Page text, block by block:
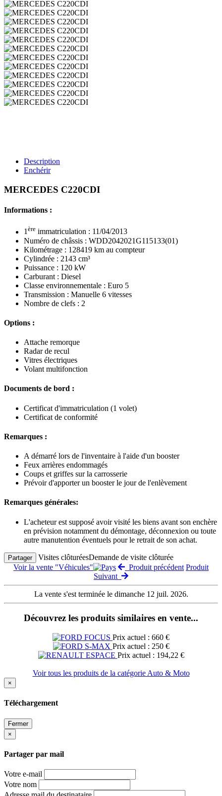
Description
Enchérir
MERCEDES C220CDI
Informations :
1ère immatriculation : 11/04/2013
Numéro de châssis : WDD2042021G115133(01)
Kilométrage : 128419 km au compteur
Cylindrée : 2143 cm³
Puissance : 120 kW
Carburant : Diesel
Classe environnementale : Euro 5
Transmission : Manuelle 6 vitesses
Nombre de clefs : 2
Options :
Attache remorque
Radar de recul
Vitres électriques
Volant multifonction
Documents de bord :
Certificat d'immatriculation (1 volet)
Certificat de conformité
Remarques :
A démarré lors de l'inventaire à l'aide d'un booster
Feux arrières endommagés
Coups et griffes sur la carrosserie
Prévoir d'apporter un booster le jour de l'enlèvement
Remarques générales:
L'acheteur est supposé avoir visité les biens avant son enchère
en prévision notamment du démontage, déconnexion ou toute
autre manutention éventuels pour le retrait de son achat.
Partager Visites clôturéesDemande de visite clôturée
Voir la vente "Véhicules"
Produit précédent Produit
Suivant
La vente s'est terminée le dimanche 12 juil. 2026.
Découvrez les produits similaires en vente...
Prix actuel : 660 €
Prix actuel : 250 €
Prix actuel : 194,22 €
Voir tous les produits de la catégorie Auto & Moto
×
Téléchargement
Fermer
×
Partager par mail
Votre e-mail
Votre nom